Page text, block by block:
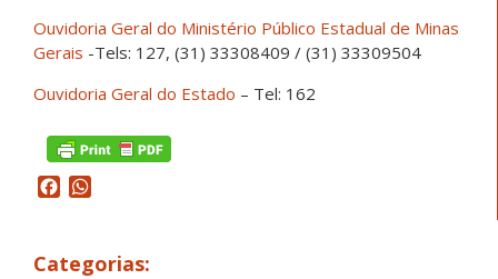
Ouvidoria Geral do Ministério Público Estadual de Minas
Gerais -Tels: 127, (31) 33308409 / (31) 33309504
Ouvidoria Geral do Estado – Tel: 162
Facebook
Categorias: